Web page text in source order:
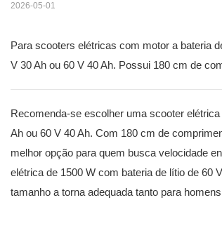
2026-05-01
Para scooters elétricas com motor a bateria
V 30 Ah ou 60 V 40 Ah. Possui 180 cm de
Recomenda-se escolher uma scooter
Ah ou 60 V 40 Ah. Com 180 cm de
melhor opção para quem busca velocidade
elétrica de 1500 W com bateria de lítio de 60
tamanho a torna adequada tanto para